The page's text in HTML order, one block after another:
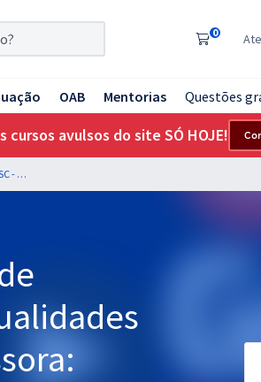
0
OAB Mentorias Questões
cursos avulsos do site SÓ HOJE!
CRBio 9 - Conselho Regional de Biologia da 9ª Região/SC - Atualidades para todos os Cargos - Professora: Rebecca Guimarães